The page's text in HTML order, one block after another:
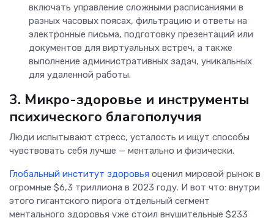
включать управление сложными расписаниями в
разных часовых поясах, фильтрацию и ответы на
электронные письма, подготовку презентаций или
документов для виртуальных встреч, а также
выполнение административных задач, уникальных
для удаленной работы.
3. Микро-здоровье и инструменты
психического благополучия
Люди испытывают стресс, усталость и ищут способы
чувствовать себя лучше — ментально и физически.
Глобальный институт здоровья оценил мировой рынок в
огромные $6,3 триллиона в 2023 году. И вот что: внутри
этого гигантского пирога отдельный сегмент
ментального здоровья уже стоил внушительные $233